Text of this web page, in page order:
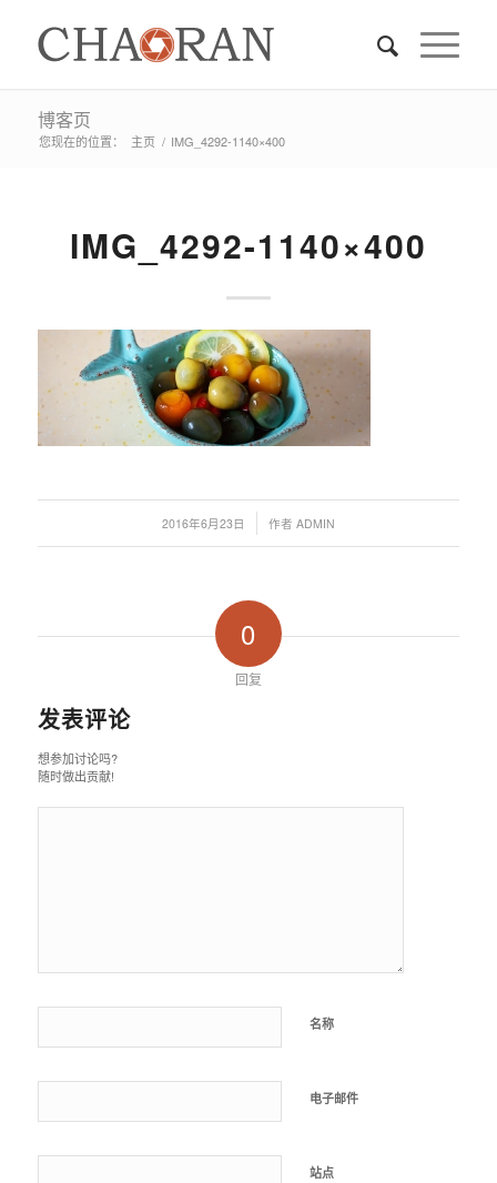
博客页
您现在的位置： 主页 / IMG_4292-1140×400
IMG_4292-1140×400
2016年6月23日
/ 作者 ADMIN
0
回复
发表评论
想参加讨论吗?
随时做出贡献!
名称
电子邮件
站点